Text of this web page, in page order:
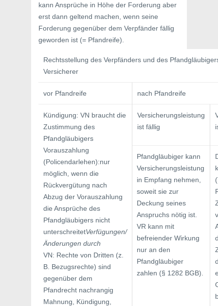
kann Ansprüche in Höhe der Forderung aber
erst dann geltend machen, wenn seine
Forderung gegenüber dem Verpfänder fällig
geworden ist (= Pfandreife).
Rechtsstellung des Verpfänders und des
Versicherer
vor Pfandreife nach Pfandreife
Kündigung: VN braucht die
Zustimmung des
Pfandgläubigers
Vorauszahlung
(Policendarlehen):nur
möglich, wenn die
Rückvergütung nach
Abzug der Vorauszahlung
die Ansprüche des
Pfandgläubigers nicht
unterschreitetVerfügungen/
Änderungen durch
VN: Rechte von Dritten (z.
B. Bezugsrechte) sind
gegenüber dem
Pfandrecht nachrangig
Mahnung, Kündigung,
Versicherungsleistung
ist fällig
Pfandgläubiger kann
Versicherungsleistung
in Empfang nehmen,
soweit sie zur
Deckung seines
Anspruchs nötig ist.
VR kann mit
befreiender Wirkung
nur an den
Pfandgläubiger
zahlen (§ 1282 BGB).